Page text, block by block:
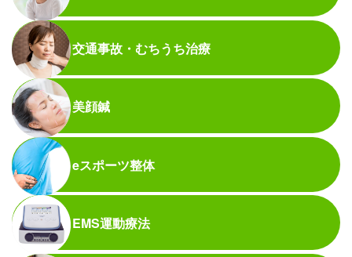
交通事故・むちうち治療
美顔鍼
eスポーツ整体
EMS運動療法